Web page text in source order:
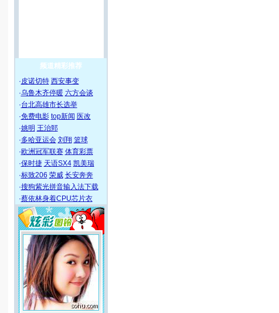
频道精彩推荐
·皮诺切特 西安事变
·乌鲁木齐停暖 六方会谈
·台北高雄市长选举
·免费电影 top新闻 医改
·姚明 王治郅
·多哈亚运会 刘翔 篮球
·欧洲冠军联赛 体育彩票
·保时捷 天语SX4 凯美瑞
·标致206 荣威 长安奔奔
·搜狗紫光拼音输入法下载
·蔡依林身着CPU芯片衣